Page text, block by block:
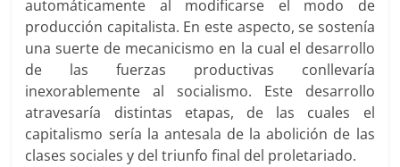
automáticamente al modificarse el modo de
producción capitalista. En este aspecto, se sostenía
una suerte de mecanicismo en la cual el desarrollo
de las fuerzas productivas conllevaría
inexorablemente al socialismo. Este desarrollo
atravesaría distintas etapas, de las cuales el
capitalismo sería la antesala de la abolición de las
clases sociales y del triunfo final del proletariado.